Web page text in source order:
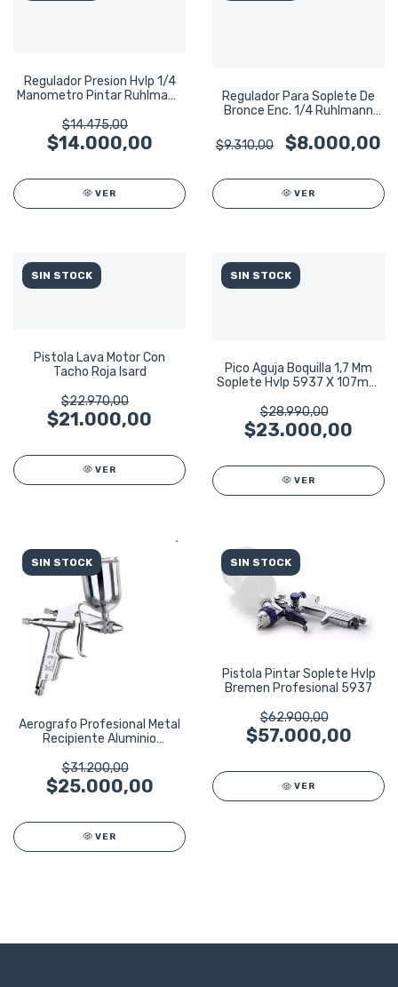
Regulador Presion Hvlp 1/4
Manometro Pintar Ruhlmann
$14.475,00
$14.000,00
VER
Regulador Para Soplete De
Bronce Enc. 1/4 Ruhlmann
$9.310,00
$8.000,00
VER
SIN STOCK
Pistola Lava Motor Con
Tacho Roja Isard
$22.970,00
$21.000,00
VER
SIN STOCK
Pico Aguja Boquilla 1,7 Mm
Soplete Hvlp 5937 X 107mm
$28.990,00
$23.000,00
VER
SIN STOCK
Aerografo Profesional Metal
Recipiente Aluminio
$31.200,00
$25.000,00
VER
SIN STOCK
Pistola Pintar Soplete Hvlp
Bremen Profesional 5937
$62.900,00
$57.000,00
VER